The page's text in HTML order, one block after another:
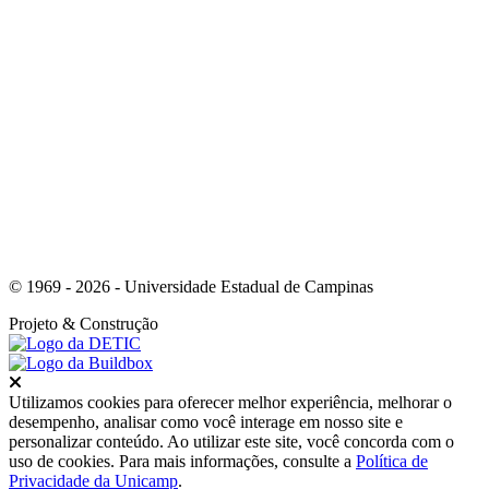
© 1969 - 2026 - Universidade Estadual de Campinas
Projeto & Construção
Utilizamos cookies para oferecer melhor experiência, melhorar o
desempenho, analisar como você interage em nosso site e
personalizar conteúdo. Ao utilizar este site, você concorda com o
uso de cookies. Para mais informações, consulte a Política de
Privacidade da Unicamp.